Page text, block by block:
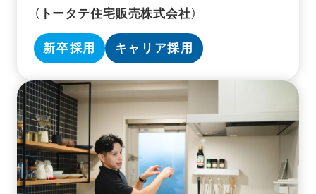
（トータテ住宅販売株式会社）
新卒採用 キャリア採用